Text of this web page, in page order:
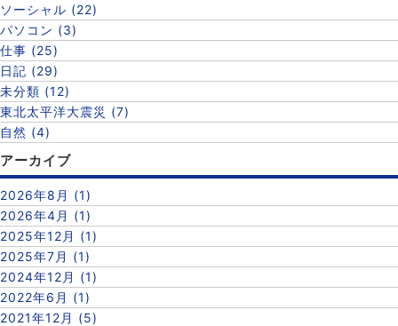
ソーシャル (22)
パソコン (3)
仕事 (25)
日記 (29)
未分類 (12)
東北太平洋大震災 (7)
自然 (4)
アーカイブ
2026年8月 (1)
2026年4月 (1)
2025年12月 (1)
2025年7月 (1)
2024年12月 (1)
2022年6月 (1)
2021年12月 (5)